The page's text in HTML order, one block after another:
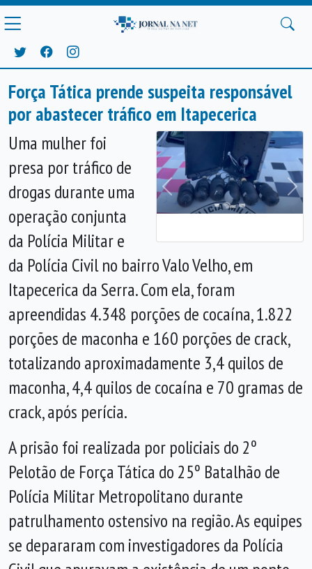
Força Tática prende suspeita responsável
por abastecer tráfico em Itapecerica
Anterior
Uma mulher foi
presa por tráfico de
drogas durante uma
operação conjunta
da Polícia Militar e
da Polícia Civil no bairro Valo Velho, em
Itapecerica da Serra. Com ela, foram
apreendidas 4.348 porções de cocaína, 1.822
porções de maconha e 160 porções de crack,
totalizando aproximadamente 3,4 quilos de
maconha, 4,4 quilos de cocaína e 70 gramas de
crack, após perícia.
A prisão foi realizada por policiais do 2º
Pelotão de Força Tática do 25º Batalhão de
Polícia Militar Metropolitano durante
patrulhamento ostensivo na região. As equipes
se depararam com investigadores da Polícia